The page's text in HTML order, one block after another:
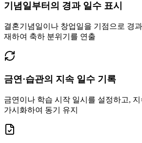
기념일부터의 경과 일수 표시
결혼기념일이나 창업일을 기점으로 경
재하여 축하 분위기를 연출
금연·습관의 지속 일수 기록
금연이나 학습 시작 일시를 설정하고,
가시화하여 동기 유지